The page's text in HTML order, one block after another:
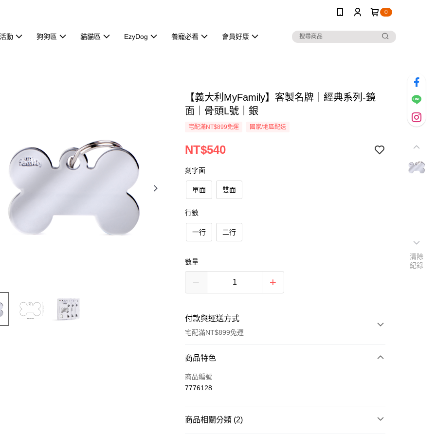
0
動 狗狗區 貓貓區 EzyDog 養寵必看 會員好康
【義大利MyFamily】客製名牌｜經典系列-鏡
面｜骨頭L號｜銀
宅配滿NT$899免運 國家/地區配送
NT$540
刻字面
單面 雙面
行數
一行 二行
數量
付款與運送方式
宅配滿NT$899免運
付款方式
信用卡一次付款
商品特色
商品編號
7776128
商品相關分類 (2)
清除
紀錄